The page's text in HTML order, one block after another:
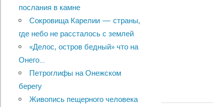
послания в камне
Сокровища Карелии — страны,
где небо не рассталось с землей
«Делос, остров бедный» что на
Онего…
Петроглифы на Онежском
берегу
Живопись пещерного человека